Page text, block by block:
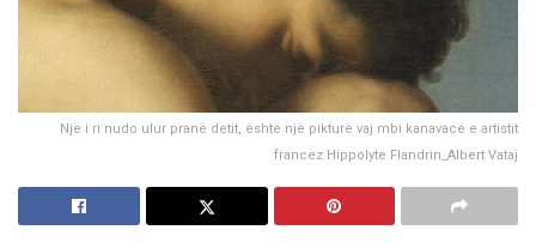
Një i ri nudo ulur pranë detit, është një pikturë vaj mbi kanavacë e artistit
francez Hippolyte Flandrin_Albert Vataj